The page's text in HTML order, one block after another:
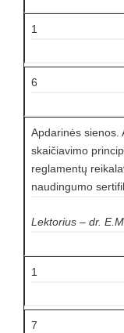
1
6
Apdarinės sienos.
skaičiavimo
reglamentų
naudingumo
Lektorius – dr.
1
7